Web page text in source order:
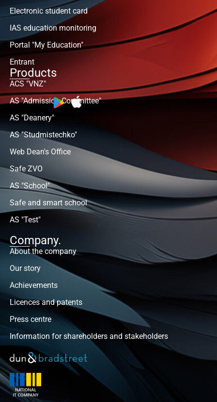
Electronic student card
IAS education monitoring
Portal "My Education"
Entrant
Products
ACS "VNZ"
AS "Admission Committee"
AS "Deanery"
AS "Studmistechko"
Web Dean's Office
Safe ZVO
AS "School"
Safe and smart school
AS "Test"
Company.
About the company
Our story
Achievements
Licences and patents
Press centre
Information for shareholders and stakeholders